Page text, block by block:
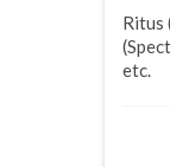
Ritus
etc.